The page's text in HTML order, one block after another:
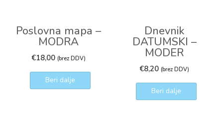
Poslovna mapa –
MODRA
€18,00 (brez DDV)
Beri dalje
Dnevnik
DATUMSKI –
MODER
€8,20 (brez DDV)
Beri dalje